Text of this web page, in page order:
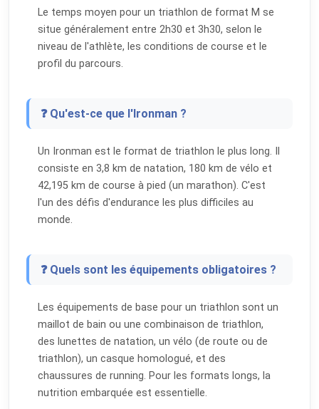
Le temps moyen pour un triathlon de format M se
situe généralement entre 2h30 et 3h30, selon le
niveau de l'athlète, les conditions de course et le
profil du parcours.
❓ Qu'est-ce que l'Ironman ?
Un Ironman est le format de triathlon le plus long. Il
consiste en 3,8 km de natation, 180 km de vélo et
42,195 km de course à pied (un marathon). C'est
l'un des défis d'endurance les plus difficiles au
monde.
❓ Quels sont les équipements obligatoires ?
Les équipements de base pour un triathlon sont un
maillot de bain ou une combinaison de triathlon,
des lunettes de natation, un vélo (de route ou de
triathlon), un casque homologué, et des
chaussures de running. Pour les formats longs, la
nutrition embarquée est essentielle.